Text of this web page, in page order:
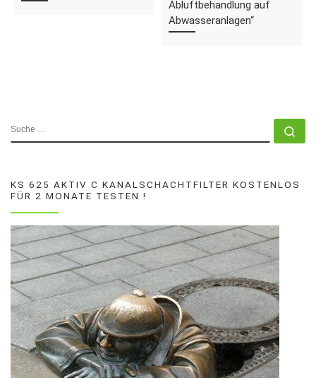
Abluftbehandlung auf
Abwasseranlagen“
SUCHE
KS 625 AKTIV C KANALSCHACHTFILTER KOSTENLOS
FÜR 2 MONATE TESTEN !